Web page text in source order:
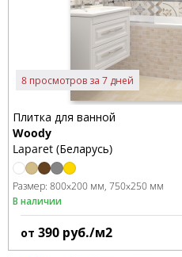
8 просмотров за 7 дней
Плитка для ванной
Woody
Laparet (Беларусь)
Размер: 800x200 мм 750x250 мм
В наличии
от 390 руб./м2